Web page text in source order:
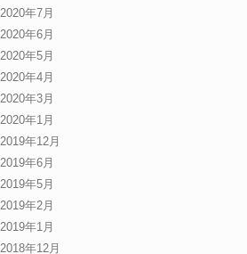
2020年7月
2020年6月
2020年5月
2020年4月
2020年3月
2020年1月
2019年12月
2019年6月
2019年5月
2019年2月
2019年1月
2018年12月